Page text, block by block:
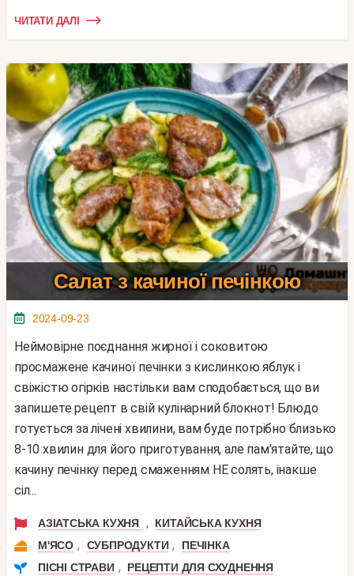
ЧИТАТИ ДАЛІ
Салат з качиної печінкою
2024-09-23
Неймовірне поєднання жирної і соковитою
просмажене качиної печінки з кислинкою яблук і
свіжістю огірків настільки вам сподобається, що ви
запишете рецепт в свій кулінарний блокнот! Блюдо
готується за лічені хвилини, вам буде потрібно близько
8-10 хвилин для його приготування, але пам'ятайте, що
качину печінку перед смаженням НЕ солять, інакше
сіл...
АЗІАТСЬКА КУХНЯ ,
КИТАЙСЬКА КУХНЯ
М'ЯСО , СУБПРОДУКТИ ,
ПЕЧІНКА
ПІСНІ СТРАВИ ,
РЕЦЕПТИ ДЛЯ СХУДНЕННЯ